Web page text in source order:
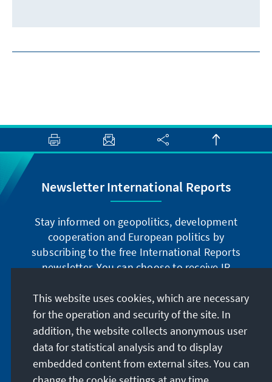
Newsletter International Reports
Stay informed on geopolitics, development
cooperation and European politics by
subscribing to the free International Reports
newsletter. You can choose to receive IR
German or have the print version sent to you in
German or English.
Jetzt abonnieren
This website uses cookies, which are necessary
for the operation and security of the site. In
addition, the website collects anonymous user
data for statistical analysis and to display
embedded content from external sites. You can